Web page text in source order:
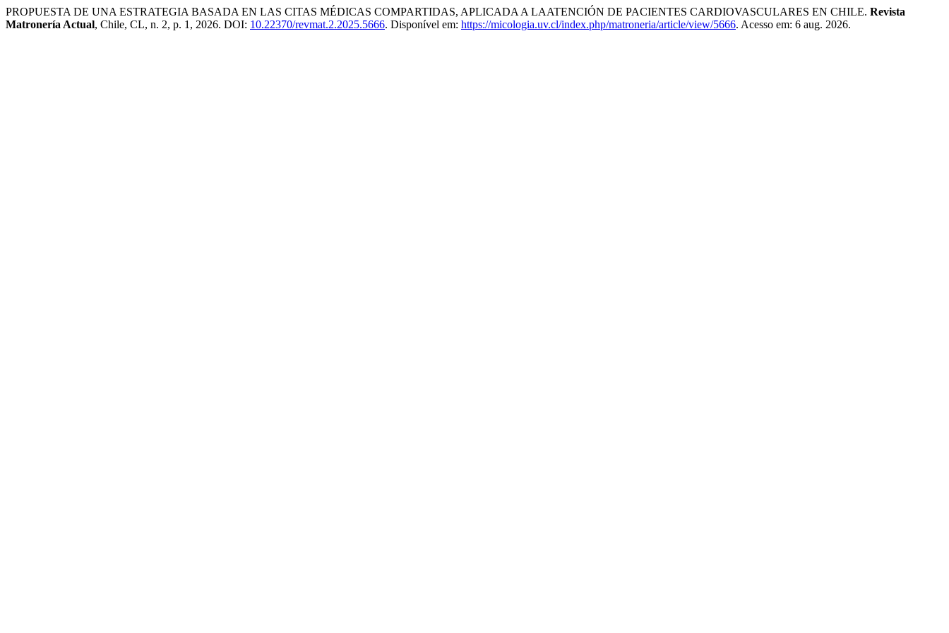
PROPUESTA DE UNA ESTRATEGIA BASADA EN LAS CITAS MÉDICAS COMPARTIDAS, APLICADA A LAATENCIÓN DE PACIENTES CARDIOVASCULARES EN CHILE. Revista
Matronería Actual, Chile, CL, n. 2, p. 1, 2026. DOI: 10.22370/revmat.2.2025.5666. Disponível em: https://micologia.uv.cl/index.php/matroneria/article/view/5666. Acesso em: 6 aug. 2026.